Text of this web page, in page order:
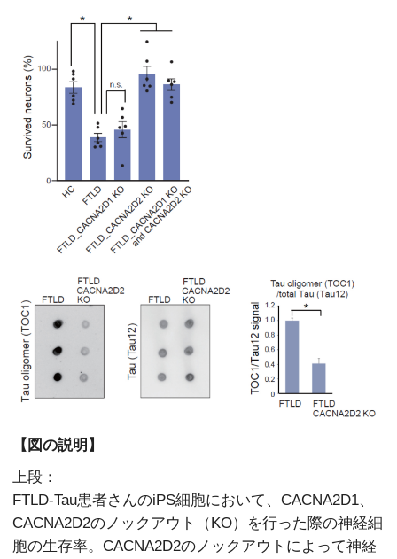
【図の説明】
上段：
FTLD-Tau患者さんのiPS細胞において、CACNA2D1、
CACNA2D2のノックアウト（KO）を行った際の神経細
胞の生存率。CACNA2D2のノックアウトによって神経